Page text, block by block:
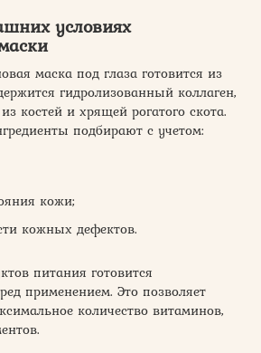
условиях
маска под глаза готовится из
гидролизованный коллаген,
костей и хрящей рогатого скота.
подбирают с учетом:
кожи;
кожных дефектов.
питания готовится
применением. Это позволяет
количество витаминов,